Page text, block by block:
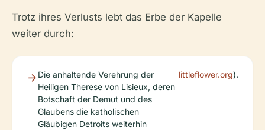
Trotz ihres Verlusts lebt das Erbe der Kapelle
weiter durch:
Die anhaltende Verehrung der
Heiligen Therese von Lisieux, deren
Botschaft der Demut und des
Glaubens die katholischen
Gläubigen Detroits weiterhin
littleflower.org).